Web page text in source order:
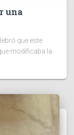
una
que este
modificaba la